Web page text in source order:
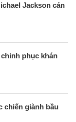
Jackson cán
phục khán
chiến giành bầu